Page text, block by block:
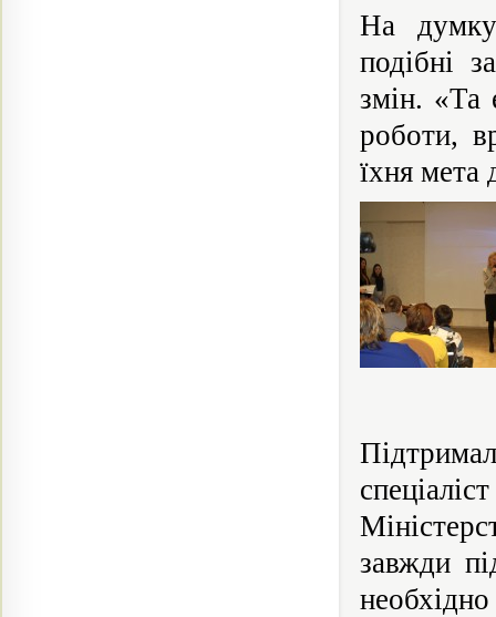
На
подібні
змін. «Та
роботи,
їхня мета
завжди